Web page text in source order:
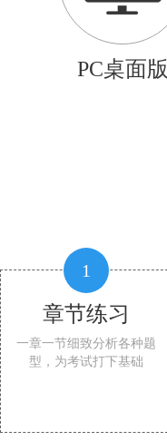
PC桌面版
1
章节练习
一章一节细致分析各种题
型，为考试打下基础